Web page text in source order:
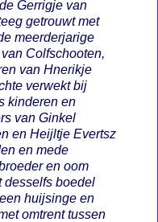
Gerrigje van
getrouwt met
meerderjarige
Colfschooten,
van Hnerikje
verwekt bij
kinderen en
van Ginkel
en Heijltje Evertsz
en mede
en oom
desselfs boedel
huijsinge en
omtrent tussen